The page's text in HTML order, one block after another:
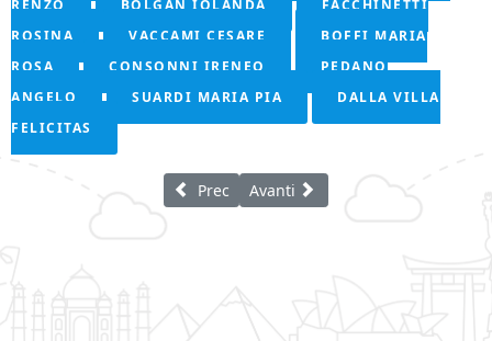
RENZO
BOLGAN IOLANDA
FACCHINETTI
ROSINA
VACCAMI CESARE
BOFFI MARIA
ROSA
CONSONNI IRENEO
PEDANO
ANGELO
SUARDI MARIA PIA
DALLA VILLA
FELICITAS
Articolo precedente: Buenos Aires
Prec Articolo successivo: Piquillin
Avanti